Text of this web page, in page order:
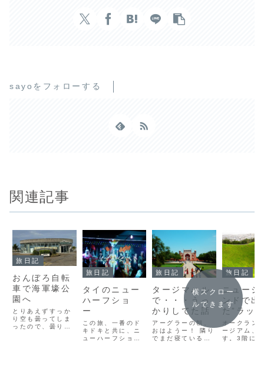
sayoをフォローする
関連記事
旅日記
おんぼろ自転
車で海軍壕公
園へ
とりあえずすっか
り空も曇ってしま
ったので、曇りの
旅日記
タイのニュー
ハーフショ
ー
この旅、一番のド
キドキと共に、ニ
ューハーフショー
旅日記
タージマハル
で・・・うっ
かりしてた話
アーグラーの朝、
おはようー！ 隣り
でまだ寝ている友
旅日記
ニュージ
ンドで出
た”ラッ
戦闘機”
オークラン
ージアム、
す。3階に
横スクロー
ルできます